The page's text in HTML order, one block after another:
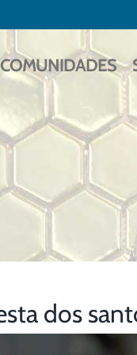
COMUNIDADES
dos